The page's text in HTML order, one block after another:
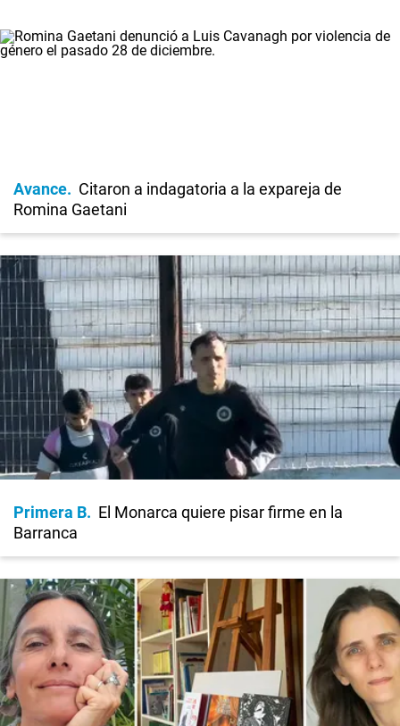
Avance
Citaron a indagatoria a la expareja de
Romina Gaetani
Primera B
El Monarca quiere pisar firme en la
Barranca